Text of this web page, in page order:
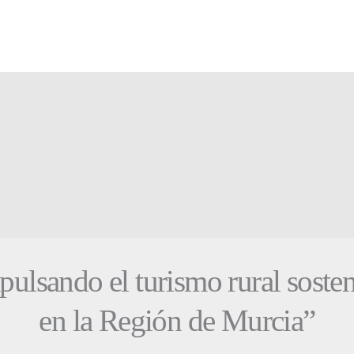
el turismo rural
en la Región de Murcia”